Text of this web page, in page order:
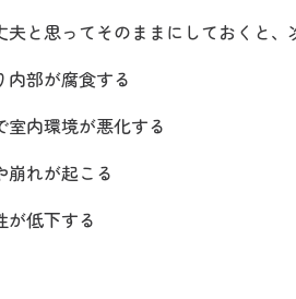
夫と思ってそのままにしておくと、
内部が腐食する
室内環境が悪化する
崩れが起こる
が低下する